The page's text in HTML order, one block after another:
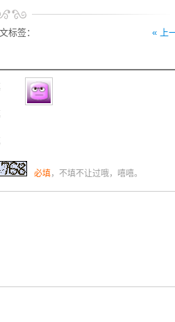
« 上
标签：
必填，不填不让过哦，嘻嘻。